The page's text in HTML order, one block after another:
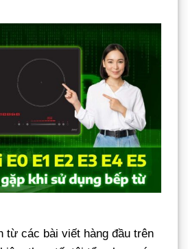
từ các bài viết hàng đầu trên